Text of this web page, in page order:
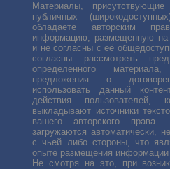
Материалы,
публичных
обладаете авторским
информацию, размещенную на
и не согласны с её
согласны рассмотреть
определенного
предложения о
использовать данный
действия пользователей,
выкладывают источники
вашего авторского
загружаются автоматически,
с чьей либо стороны, что
опыте размещения информации
Не смотря на это, при